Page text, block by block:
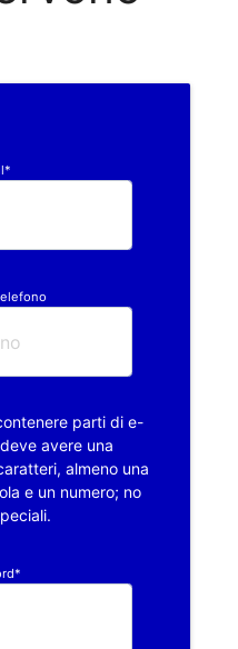
parti di e-
avere una
almeno una
e un numero; no